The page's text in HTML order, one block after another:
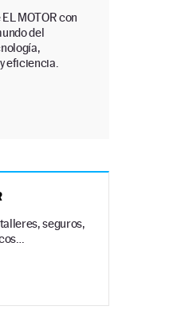
MOTOR con
del
eficiencia.
seguros,